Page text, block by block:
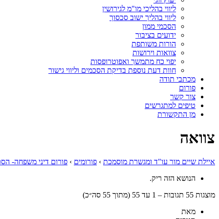
ליווי בהליכי מו"מ לגירושין
ליווי בהליך ישוב סכסוך
הסכמי ממון
ידועים בציבור
הורות משותפת
צוואות וירושות
יפוי כח מתמשך ואפוטרופסות
חוות דעת נוספת בדיקת הסכמים וליווי גישור
מכתבי תודה
פורום
צור קשר
טיפים למתגרשים
מן התקשורת
צוואה
איילת שיים מור עו"ד ומגשרת מוסמכת › פורומים › פורום דיני משפחה-
הנושא הזה ריק.
מוצגות 55 תגובות – 1 עד 55 (מתוך 55 סה״כ)
מאת